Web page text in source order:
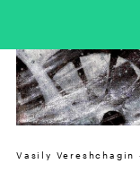
Vasily Vereshchagin